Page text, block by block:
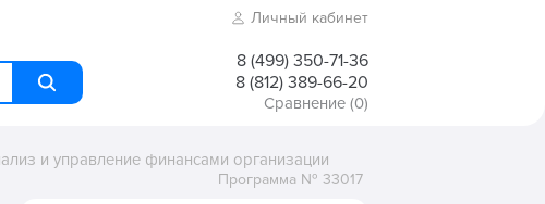
Личный кабинет
8 (499) 350-71-36
8 (812) 389-66-20
Сравнение (0)
и управление финансами организации
Программа № 33017